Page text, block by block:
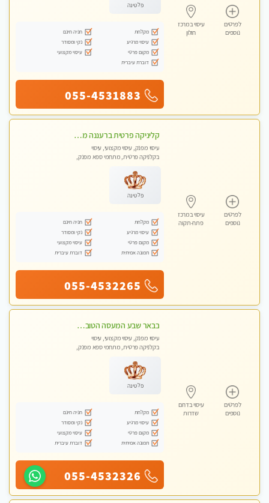
לפרטים
נוספים
עיסוי במרכז
חולון
פלטינה
מקלחת
חניה חינם
עיסוי מרגיע
נקי ומסודר
מקום פרטי
עיסוי מקצועי
דוברת עיברית
055-4531883
לפרטים
נוספים
עיסוי במרכז
פתח-תקוה
קליניקה פרטית ברעננה מעסה איכותית לעיסוי מקצועי ומפנק לכל שרירי הגוף...
עיסוי מפנק, עיסוי מקצועי, עיסוי
בקלניקה פרטית, מתחמי ספא מפנק,
פלטינה
מקלחת
חניה חינם
עיסוי מרגיע
נקי ומסודר
מקום פרטי
עיסוי מקצועי
תמונה אמיתית
דוברת עיברית
055-4532265
לפרטים
נוספים
עיסוי בדרום
שדרות
בבאר שבע המעסה הטובה בעיר..
עיסוי מפנק, עיסוי מקצועי, עיסוי
בקלניקה פרטית, מתחמי ספא מפנק,
פלטינה
מקלחת
חניה חינם
עיסוי מרגיע
נקי ומסודר
מקום פרטי
עיסוי מקצועי
תמונה אמיתית
דוברת עיברית
055-4532326